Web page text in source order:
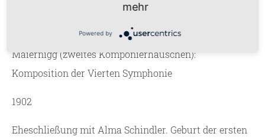
Maiernigg (zweites Komponierhäuschen):
Komposition der Vierten Symphonie
1902
Eheschließung mit Alma Schindler. Geburt der ersten
mehr
Powered by